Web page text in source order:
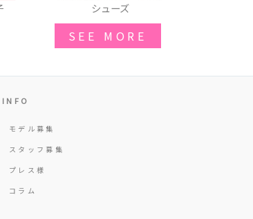
ブローチ
SEE MORE
INFO
モデル募集
スタッフ募集
プレス様
コラム